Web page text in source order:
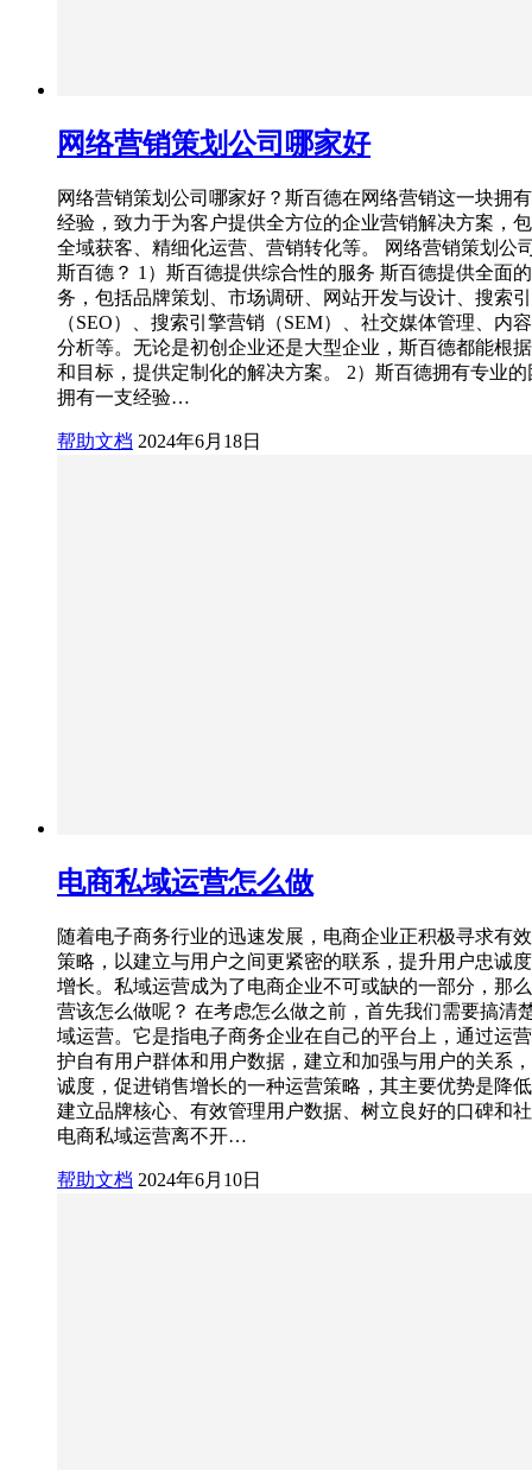
网络营销策划公司哪家好
网络营销策划公司哪家好？斯百德在网络营销这一块拥
经验，致力于为客户提供全方位的企业营销解决方案，
全域获客、精细化运营、营销转化等。 网络营销策划公
斯百德？ 1）斯百德提供综合性的服务 斯百德提供全面
务，包括品牌策划、市场调研、网站开发与设计、搜索
（SEO）、搜索引擎营销（SEM）、社交媒体管理、内
分析等。无论是初创企业还是大型企业，斯百德都能根
和目标，提供定制化的解决方案。 2）斯百德拥有专业
拥有一支经验…
帮助文档 2024年6月18日
电商私域运营怎么做
随着电子商务行业的迅速发展，电商企业正积极寻求有
策略，以建立与用户之间更紧密的联系，提升用户忠诚
增长。私域运营成为了电商企业不可或缺的一部分，那
营该怎么做呢？ 在考虑怎么做之前，首先我们需要搞清
域运营。它是指电子商务企业在自己的平台上，通过运
护自有用户群体和用户数据，建立和加强与用户的关系
诚度，促进销售增长的一种运营策略，其主要优势是降
建立品牌核心、有效管理用户数据、树立良好的口碑和
电商私域运营离不开…
帮助文档 2024年6月10日